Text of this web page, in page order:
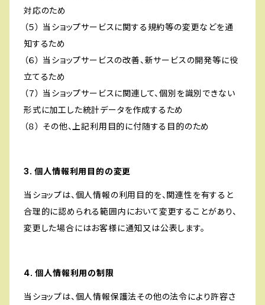
対応のため
（５） 当ショップサービスに関する規約等の変更などを通
知するため
（６） 当ショップサービスの改善、新サービスの開発等に役
立てるため
（７） 当ショップサービスに関連して、個別を識別できない
形式に加工した統計データを作成するため
（８） その他、上記利用目的に付随する目的のため
3. 個人情報利用目的の変更
当ショップは、個人情報の利用目的を、関連性を有すると
合理的に認められる範囲内において変更することがあり、
変更した場合にはお客様に通知又は公表します。
4. 個人情報利用の制限
当ショップは、個人情報保護法その他の法令により許容さ